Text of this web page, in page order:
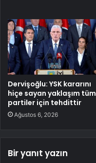
Dervişoğlu: YSK kararını
hiçe sayan yaklaşım tüm
partiler için tehdittir
Ağustos 6, 2026
Bir yanıt yazın